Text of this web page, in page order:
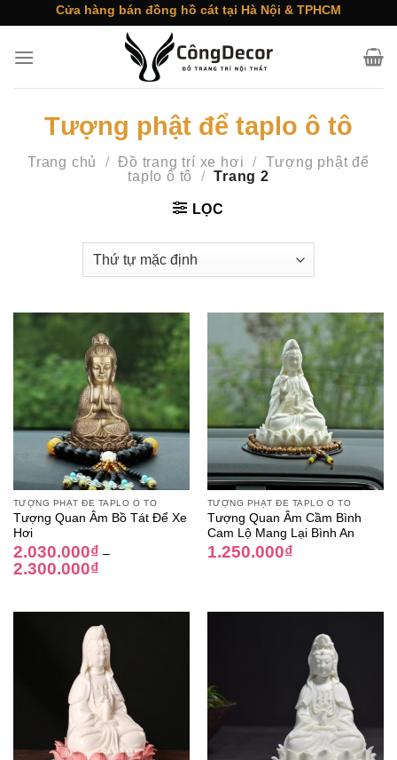
content
Cửa hàng bán đồng hồ cát tại Hà Nội & TPHCM
Tượng phật để taplo ô tô
Trang chủ / Đồ trang trí xe hơi / Tượng phật để
taplo ô tô
/ Trang 2
LỌC
TƯỢNG PHẬT ĐỂ TAPLO Ô TÔ
Tượng Quan Âm Bồ Tát Để Xe
Hơi
2.030.000₫ –
2.300.000₫
TƯỢNG PHẬT ĐỂ TAPLO Ô TÔ
Tượng Quan Âm Cầm Bình
Cam Lộ Mang Lại Bình An
1.250.000₫